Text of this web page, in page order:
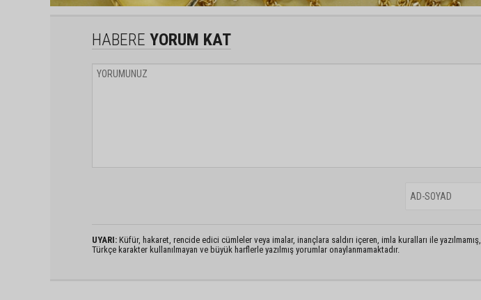
HABERE YORUM KAT
UYARI: Küfür, hakaret, rencide edici cümleler veya imalar, inançlara saldırı içeren, imla kuralları ile yazılmamış,
Türkçe karakter kullanılmayan ve büyük harflerle yazılmış yorumlar onaylanmamaktadır.